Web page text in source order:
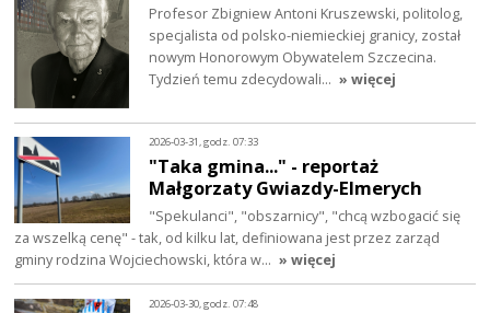
Profesor Zbigniew Antoni Kruszewski, politolog,
specjalista od polsko-niemieckiej granicy, został
nowym Honorowym Obywatelem Szczecina.
Tydzień temu zdecydowali… » więcej
2026-03-31, godz. 07:33
"Taka gmina..." - reportaż
Małgorzaty Gwiazdy-Elmerych
"Spekulanci", "obszarnicy", "chcą wzbogacić się
za wszelką cenę" - tak, od kilku lat, definiowana jest przez zarząd
gminy rodzina Wojciechowski, która w… » więcej
2026-03-30, godz. 07:48